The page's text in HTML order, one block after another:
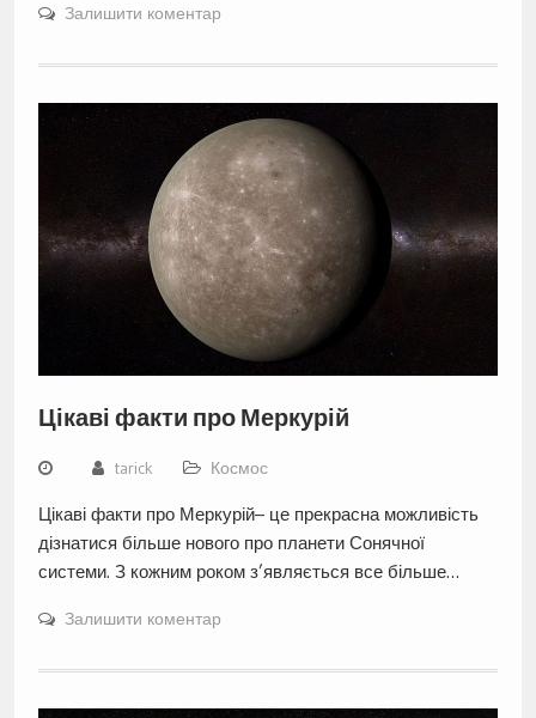
Залишити коментар
Цікаві факти про Меркурій
tarick Космос
Цікаві факти про Меркурій– це прекрасна можливість
дізнатися більше нового про планети Сонячної
системи. З кожним роком з’являється все більше…
Залишити коментар